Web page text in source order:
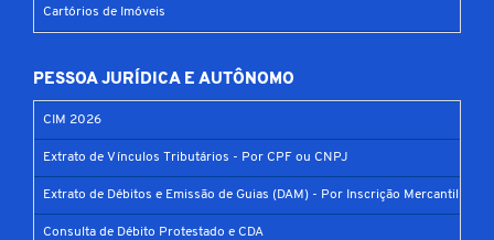
Cartórios de Imóveis
PESSOA JURÍDICA E AUTÔNOMO
CIM 2026
Extrato de Vínculos Tributários - Por CPF ou CNPJ
Extrato de Débitos e Emissão de Guias (DAM) - Por Inscrição Mercantil
Consulta de Débito Protestado e CDA